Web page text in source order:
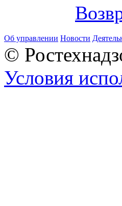
Об управлении Новости
©
Условия